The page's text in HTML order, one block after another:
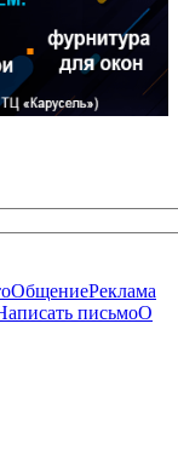
ОбщениеРеклама
письмоО